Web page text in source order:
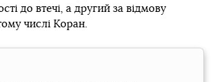
до втечі, а другий за відмову
числі Коран.